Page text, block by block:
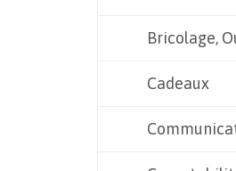
Bricolage,
Cadeaux